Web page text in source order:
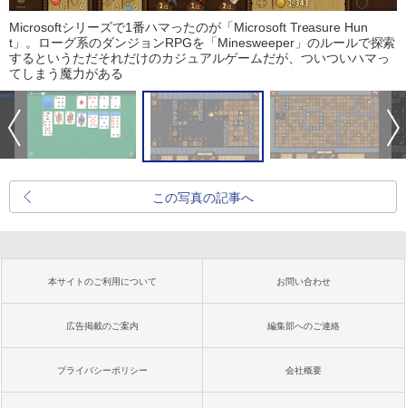
Microsoftシリーズで1番ハマったのが「Microsoft Treasure Hun
t」。ローグ系のダンジョンRPGを「Minesweeper」のルールで探索
するというただそれだけのカジュアルゲームだが、ついついハマっ
てしまう魔力がある
この写真の記事へ
本サイトのご利用について お問い合わせ
広告掲載のご案内 編集部へのご連絡
プライバシーポリシー 会社概要